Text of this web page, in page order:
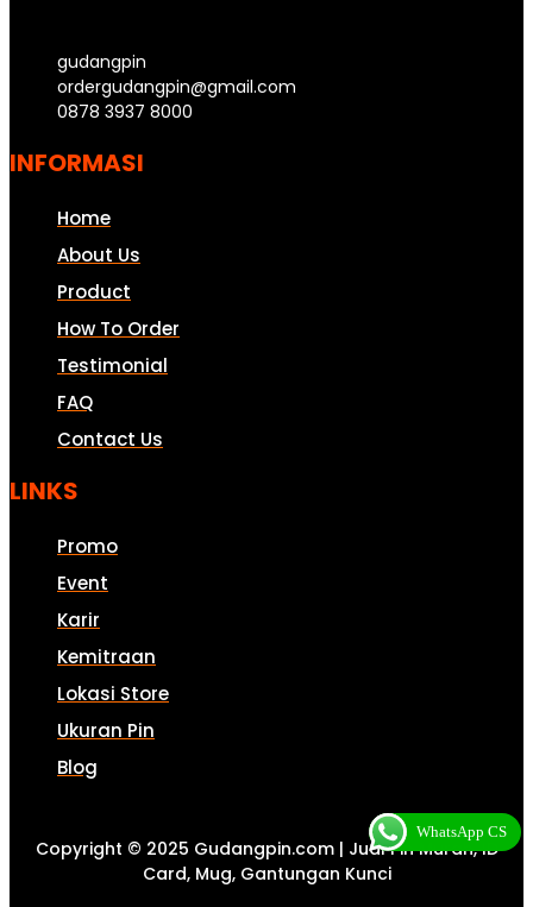
gudangpin
ordergudangpin@gmail.com
0878 3937 8000
INFORMASI
Home
About Us
Product
How To Order
Testimonial
FAQ
Contact Us
LINKS
Promo
Event
Karir
Kemitraan
Lokasi Store
Ukuran Pin
Blog
Copyright © 2025 Gudangpin.com | Jual Pin Murah, ID
Card, Mug, Gantungan Kunci
WhatsApp CS